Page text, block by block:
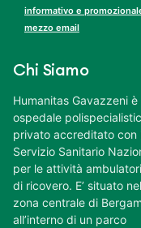
informativo e
mezzo email
Chi Siamo
Humanitas Gavazzeni è
ospedale
privato accreditato con
Servizio Sanitario
per le attività
di ricovero. E’ situato
zona centrale di
all’interno di un parco